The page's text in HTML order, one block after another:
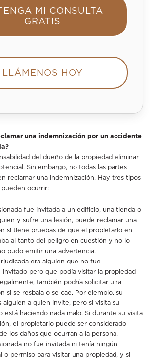
MI CONSULTA
GRATIS
LLÁMENOS HOY
una indemnización por un accidente
del dueño de la propiedad eliminar
Sin embargo, no todas las partes
reclamar una indemnización. Hay tres tipos
ocurrir:
fue invitada a un edificio, una tienda o
y sufre una lesión, puede reclamar una
si tiene pruebas de que el propietario en
al tanto del peligro en cuestión y no lo
pudo emitir una advertencia.
era alguien que no fue
invitado pero que podía visitar la propiedad
también podría solicitar una
si se resbala o se cae. Por ejemplo, su
alguien a quien invite, pero si visita su
está haciendo nada malo. Si durante su visita
el propietario puede ser considerado
los daños que ocurran a la persona.
no fue invitada ni tenía ningún
o permiso para visitar una propiedad, y si